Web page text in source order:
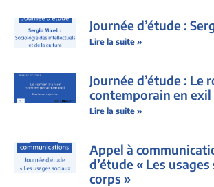
Journée d’étude :
Lire la suite »
Journée d’étude : Le
contemporain en exil
Lire la suite »
Appel à
d’étude « Les
corps »